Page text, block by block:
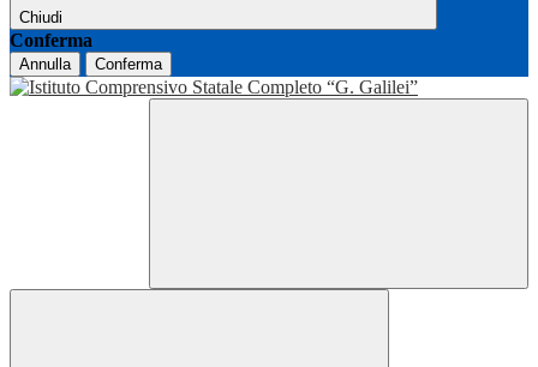
Chiudi
Conferma
Annulla Conferma